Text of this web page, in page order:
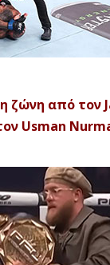
ζώνη από τον
Usman